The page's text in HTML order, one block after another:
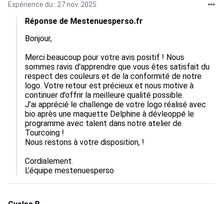
Expérience du : 27 nov. 2025
Réponse de Mestenuesperso.fr
Bonjour,
Merci beaucoup pour votre avis positif ! Nous
sommes ravis d'apprendre que vous êtes satisfait du
respect des couleurs et de la conformité de notre
logo. Votre retour est précieux et nous motive à
continuer d’offrir la meilleure qualité possible.
J'ai apprécié le challenge de votre logo réalisé avec
bio après une maquette Delphine à dévleoppé le
programme avec talent dans notre atelier de
Tourcoing !
Nous restons à votre disposition, !
Cordialement.
L’équipe mestenuesperso